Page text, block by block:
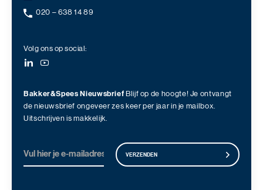
020 – 638 14 89
Volg ons op social:
Bakker&Spees Nieuwsbrief Blijf op de hoogte! Je ontvangt
de nieuwsbrief ongeveer zes keer per jaar in je mailbox.
Uitschrijven is makkelijk.
VERZENDEN